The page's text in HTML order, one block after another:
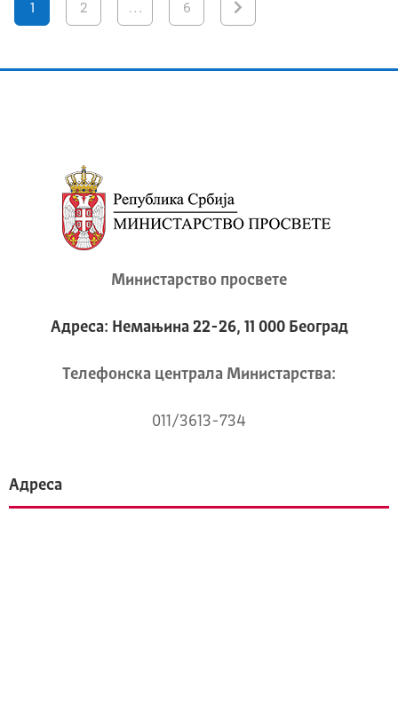
1 2 … 6
Министарство просвете
Адреса: Немањина 22-26, 11 000 Београд
Телeфонска централа Mинистарства:
011/3613-734
Адреса